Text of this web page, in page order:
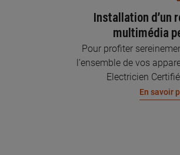
Installation d’un
multimédia
Pour profiter
l’ensemble de vos
Electricien
En savoir